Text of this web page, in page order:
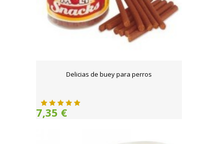
Delicias de buey para perros
7,35 €